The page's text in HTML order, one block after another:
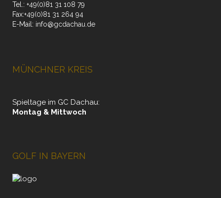
Tel.: +49(0)81 31 108 79
Fax:+49(0)81 31 264 94
E-Mail: info@gcdachau.de
MÜNCHNER KREIS
Spieltage im GC Dachau:
Montag & Mittwoch
GOLF IN BAYERN